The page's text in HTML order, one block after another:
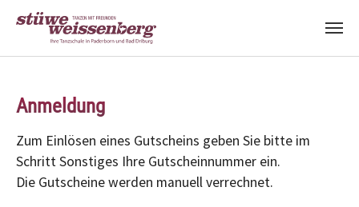
Anmeldung
Zum Einlösen eines Gutscheins geben Sie bitte im
Schritt Sonstiges Ihre Gutscheinnummer ein.
Die Gutscheine werden manuell verrechnet.